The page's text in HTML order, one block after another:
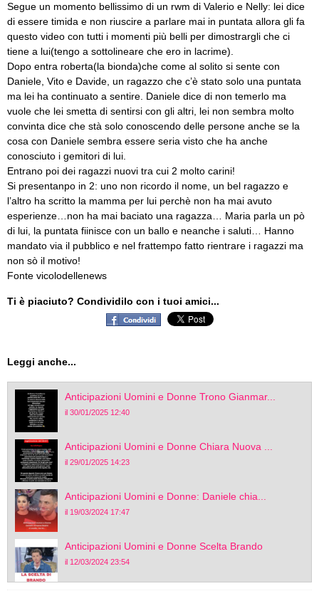
Segue un momento bellissimo di un rwm di Valerio e Nelly: lei dice
di essere timida e non riuscire a parlare mai in puntata allora gli fa
questo video con tutti i momenti più belli per dimostrargli che ci
tiene a lui(tengo a sottolineare che ero in lacrime).
Dopo entra roberta(la bionda)che come al solito si sente con
Daniele, Vito e Davide, un ragazzo che c’è stato solo una puntata
ma lei ha continuato a sentire. Daniele dice di non temerlo ma
vuole che lei smetta di sentirsi con gli altri, lei non sembra molto
convinta dice che stà solo conoscendo delle persone anche se la
cosa con Daniele sembra essere seria visto che ha anche
conosciuto i gemitori di lui.
Entrano poi dei ragazzi nuovi tra cui 2 molto carini!
Si presentanpo in 2: uno non ricordo il nome, un bel ragazzo e
l’altro ha scritto la mamma per lui perchè non ha mai avuto
esperienze…non ha mai baciato una ragazza… Maria parla un pò
di lui, la puntata fiinisce con un ballo e neanche i saluti… Hanno
mandato via il pubblico e nel frattempo fatto rientrare i ragazzi ma
non sò il motivo!
Fonte vicolodellenews
Ti è piaciuto? Condividilo con i tuoi amici...
Leggi anche...
Anticipazioni Uomini e Donne Trono Gianmar...
il 30/01/2025 12:40
Anticipazioni Uomini e Donne Chiara Nuova ...
il 29/01/2025 14:23
Anticipazioni Uomini e Donne: Daniele chia...
il 19/03/2024 17:47
Anticipazioni Uomini e Donne Scelta Brando
il 12/03/2024 23:54